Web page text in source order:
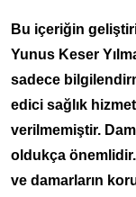
Bu içeriğin
Yunus Keser
sadece
edici sağlık
verilmemiştir.
oldukça
ve damarların